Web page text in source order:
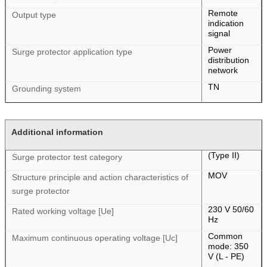
Output type
Remote
indication
signal
Surge protector application type
Power
distribution
network
Grounding system
TN
Additional information
Surge protector test category (Type II)
Structure principle and action characteristics of
surge protector
MOV
Rated working voltage [Ue]
230 V 50/60
Hz
Maximum continuous operating voltage [Uc]
Common
mode: 350
V (L - PE)